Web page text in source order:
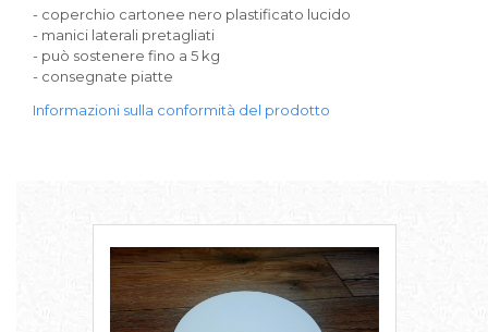
Scatole per Panettone
Scatole per Panettone e Rotoli
Dolci
Scatole per Uova e Figure di
Pasticcini
Supporti per Pasticcini
Vassoi in Cartone
Vassoi per Pasticcini e Torte
- coperchio cartonee nero plastificato lucido
- manici laterali pretagliati
- può sostenere fino a 5 kg
- consegnate piatte
Informazioni sulla conformità del prodotto